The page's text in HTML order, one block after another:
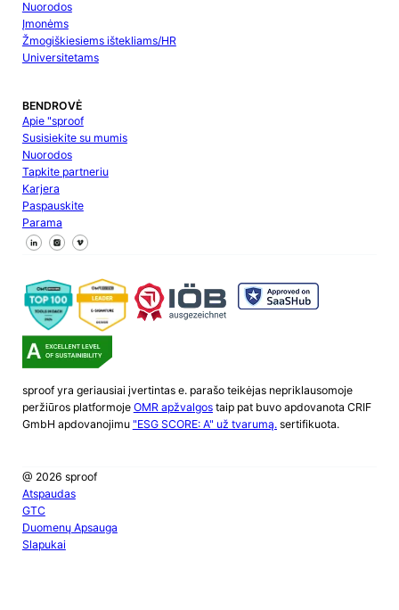
Nuorodos
Įmonėms
Žmogiškiesiems ištekliams/HR
Universitetams
BENDROVĖ
Apie "sproof
Susisiekite su mumis
Nuorodos
Tapkite partneriu
Karjera
Paspauskite
Parama
Sekite mus "Facebook
Sekite mus X
Sekite mus "LinkedIn
sproof yra geriausiai įvertintas e. parašo teikėjas nepriklausomoje
peržiūros platformoje OMR apžvalgostaip pat buvo apdovanota CRIF
GmbH apdovanojimu "ESG SCORE: A" už tvarumą.sertifikuota.
@ 2026 sproof
Atspaudas
GTC
Duomenų Apsauga
Slapukai